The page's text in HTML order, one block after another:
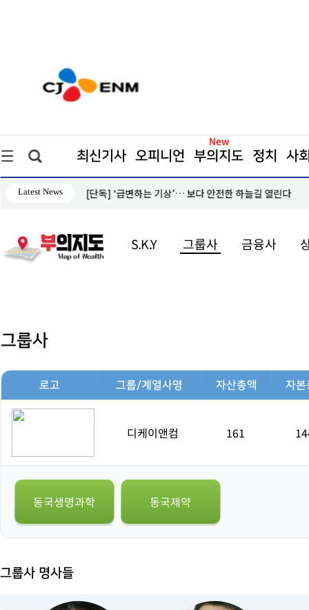
최신기사 오피니언 부의지도 정치 사
Latest News [단독] ‘급변하는 기상’… 보다 안전한 하늘길 열린다
S.K.Y 그룹사 금융사
그룹사
로고 그룹/계열사명 자산총액 자본
디케이앤컴 161
동국생명과학 동국제약
그룹사 명사들